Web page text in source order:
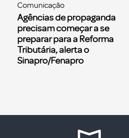
Comunicação
Agências de propaganda
precisam começar a se
preparar para a Reforma
Tributária, alerta o
Sinapro/Fenapro